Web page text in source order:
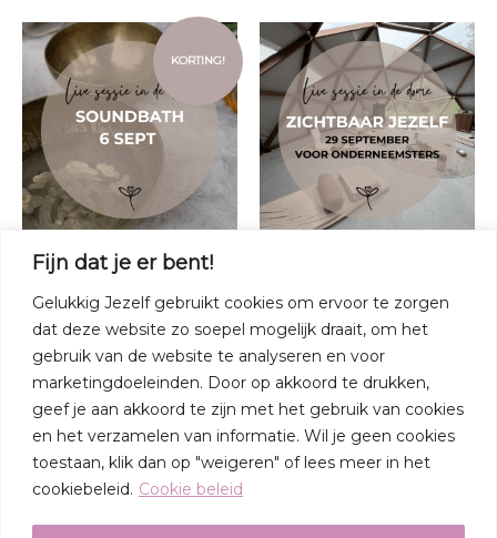
Fijn dat je er bent!
Gelukkig Jezelf gebruikt cookies om ervoor te zorgen
dat deze website zo soepel mogelijk draait, om het
gebruik van de website te analyseren en voor
marketingdoeleinden. Door op akkoord te drukken,
geef je aan akkoord te zijn met het gebruik van cookies
en het verzamelen van informatie. Wil je geen cookies
toestaan, klik dan op "weigeren" of lees meer in het
cookiebeleid. Cookie beleid
KORTING!
Live sessies in de dome
september
€88.00
Oorspronkelijke
prijs
was:
€88.00.
€77.00
Huidige
is:
Toevoegen aan
winkelwagen
onderneemsters – 29 sept
€238.37
Toevoegen aan